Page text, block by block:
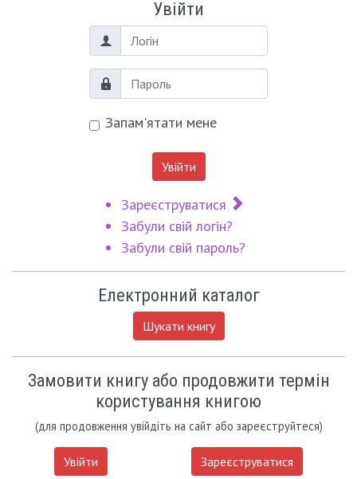
Увійти
Логін
Пароль
Запам'ятати мене
Увійти
Зареєструватися
Забули свій логін?
Забули свій пароль?
Електронний каталог
Шукати книгу
Замовити книгу або продовжити термін
користування книгою
(для продовження увійдіть на сайт або зареєструйтеся)
Увійти Зареєструватися